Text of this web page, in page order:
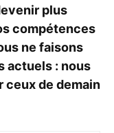
plus
compétences
ne faisons
actuels : nous
ceux de demain